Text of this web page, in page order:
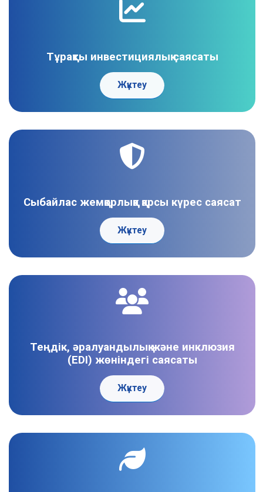
Тұрақты инвестициялық саясаты
Жүктеу
Сыбайлас жемқорлыққа қарсы күрес саясат
Жүктеу
Теңдік, әралуандылық және инклюзия
(EDI) жөніндегі саясаты
Жүктеу